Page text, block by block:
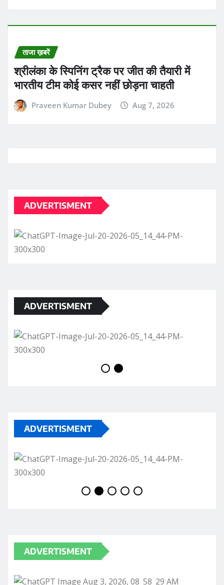
ताजा ख़बरें
श्रीलंका के स्पिनिंग ट्रैक पर जीत की तैयारी में
भारतीय टीम कोई कसर नहीं छोड़ना चाहती
Praveen Kumar Dubey Aug 7, 2026
ADVERTISMENT
ADVERTISMENT
ADVERTISMENT
ADVERTISMENT